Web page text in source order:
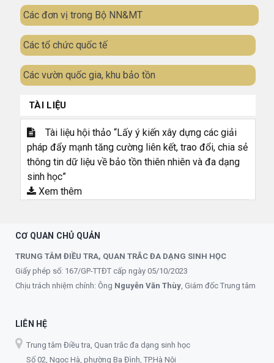
Các đơn vị trong Bộ NN&MT
Các tổ chức quốc tế
Các vườn quốc gia, khu bảo tồn
TÀI LIỆU
Tài liệu hội thảo “Lấy ý kiến xây dựng các giải
pháp đẩy mạnh tăng cường liên kết, trao đổi, chia sẻ
thông tin dữ liệu về bảo tồn thiên nhiên và đa dạng
sinh học”
Xem thêm
CƠ QUAN CHỦ QUẢN
TRUNG TÂM ĐIỀU TRA, QUAN TRẮC ĐA DẠNG SINH HỌC
Giấy phép số: 167/GP-TTĐT cấp ngày 05/10/2023
Chịu trách nhiệm chính: Ông Nguyễn Văn Thùy , Giám đốc Trung tâm
LIÊN HỆ
Trung tâm Điều tra, Quan trắc đa dạng sinh học
Số 02, Ngọc Hà, phường Ba Đình, TP.Hà Nội